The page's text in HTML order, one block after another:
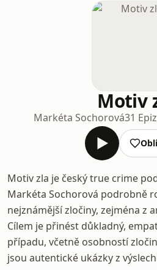
Motiv
Markéta Sochorová31
Motiv zla je český true crime
Markéta Sochorová podrobně
nejznámější zločiny, zejména z
Cílem je přinést důkladný,
případu, včetně osobností
jsou autentické ukázky z